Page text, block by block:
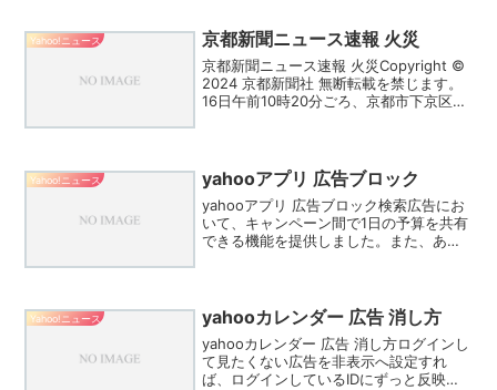
受賞しました...
Yahoo!ニュース 京都新聞ニュース速報 火災
京都新聞ニュース速報 火災Copyright ©
2024 京都新聞社 無断転載を禁じます。
16日午前10時20分ごろ、京都市下京区の
Yahoo!ニュース yahooアプリ 広告ブロック
yahooアプリ 広告ブロック検索広告にお
いて、キャンペーン間で1日の予算を共有
できる機能を提供しました。また、あわ
くだ...
Yahoo!ニュース yahooカレンダー 広告 消し方
yahooカレンダー 広告 消し方ログインし
て見たくない広告を非表示へ設定すれ
ば、ログインしているIDにずっと反映さ